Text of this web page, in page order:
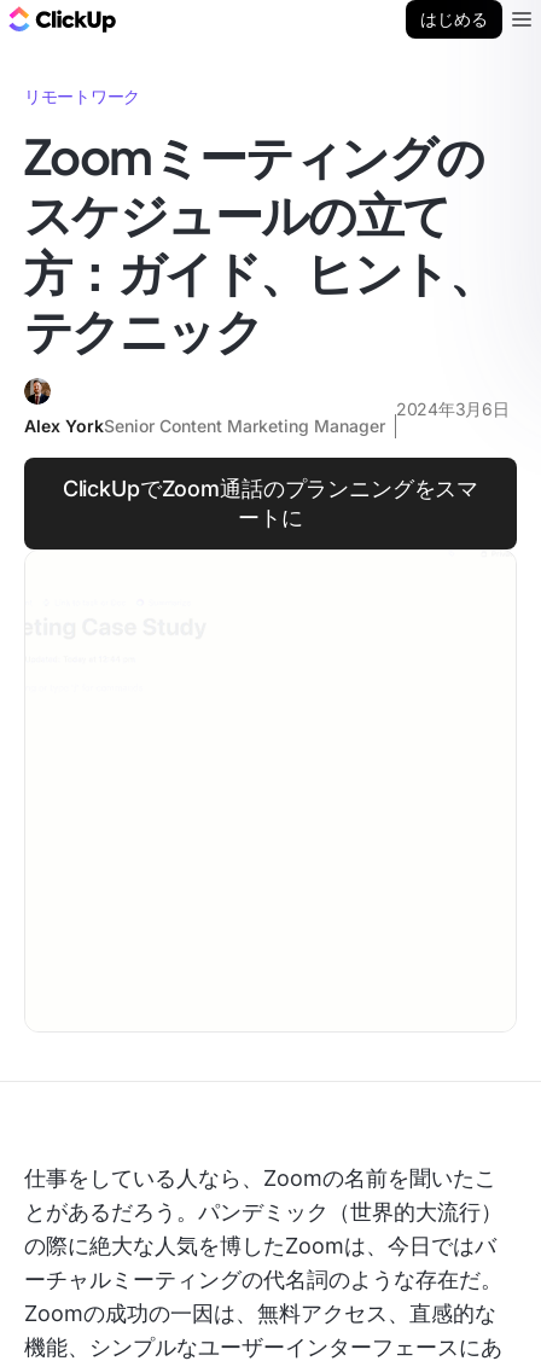
はじめる
リモートワーク
Zoomミーティングの
スケジュールの立て
方：ガイド、ヒント、
テクニック
Alex YorkSenior Content Marketing Manager
2024年3月6日
ClickUpでZoom通話のプランニングをスマ
ートに
仕事をしている人なら、Zoomの名前を聞いたこ
とがあるだろう。パンデミック（世界的大流行）
の際に絶大な人気を博したZoomは、今日ではバ
ーチャルミーティングの代名詞のような存在だ。
Zoomの成功の一因は、無料アクセス、直感的な
機能、シンプルなユーザーインターフェースにあ